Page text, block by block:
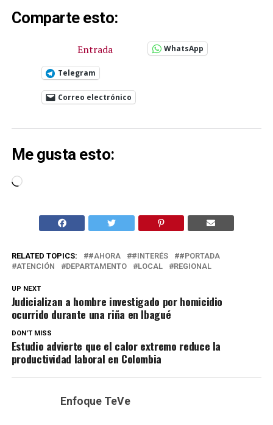
Comparte esto:
Entrada WhatsApp
Telegram
Correo electrónico
Me gusta esto:
Cargando...
RELATED TOPICS: #AHORA #INTERÉS
#PORTADA
ATENCIÓN
DEPARTAMENTO LOCAL REGIONAL
UP NEXT
Judicializan a hombre investigado por homicidio
ocurrido durante una riña en Ibagué
DON'T MISS
Estudio advierte que el calor extremo reduce la
productividad laboral en Colombia
Enfoque TeVe